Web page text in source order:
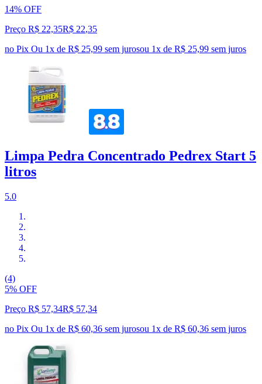
14% OFF
Preço R$ 22,35R$ 22,35
no Pix Ou 1x de R$ 25,99 sem jurosou 1x de R$ 25,99 sem juros
Limpa Pedra Concentrado Pedrex Start 5
litros
5.0
(4)
5% OFF
Preço R$ 57,34R$ 57,34
no Pix Ou 1x de R$ 60,36 sem jurosou 1x de R$ 60,36 sem juros